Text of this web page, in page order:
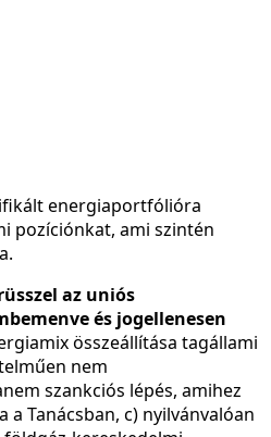
energiaportfólióra
pozíciónkat, ami szintén
az uniós
és jogellenesen
összeállítása tagállami
nem
szankciós lépés, amihez
Tanácsban, c) nyilvánvalóan